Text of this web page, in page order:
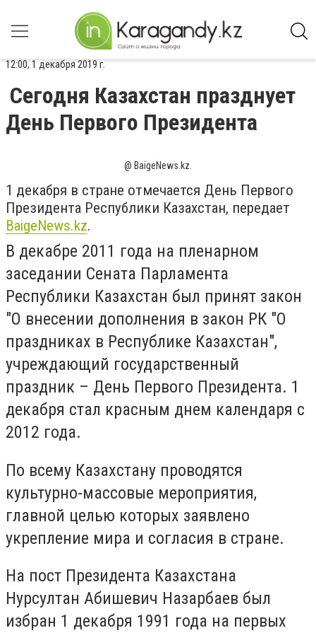
12:00, 1 декабря 2019 г.
Сегодня Казахстан празднует
День Первого Президента
@ BaigeNews.kz.
1 декабря в стране отмечается День Первого
Президента Республики Казахстан, передает
BaigeNews.kz.
В декабре 2011 года на пленарном
заседании Сената Парламента
Республики Казахстан был принят закон
"О внесении дополнения в закон РК "О
праздниках в Республике Казахстан",
учреждающий государственный
праздник – День Первого Президента. 1
декабря стал красным днем календаря с
2012 года.
По всему Казахстану проводятся
культурно-массовые мероприятия,
главной целью которых заявлено
укрепление мира и согласия в стране.
На пост Президента Казахстана
Нурсултан Абишевич Назарбаев был
избран 1 декабря 1991 года на первых